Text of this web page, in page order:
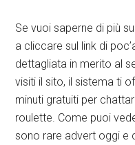
Se vuoi saperne di più
a cliccare sul link di
dettagliata in merito al
visiti il ​​sito, il sistema ti
minuti gratuiti per
roulette. Come puoi
sono rare advert oggi e